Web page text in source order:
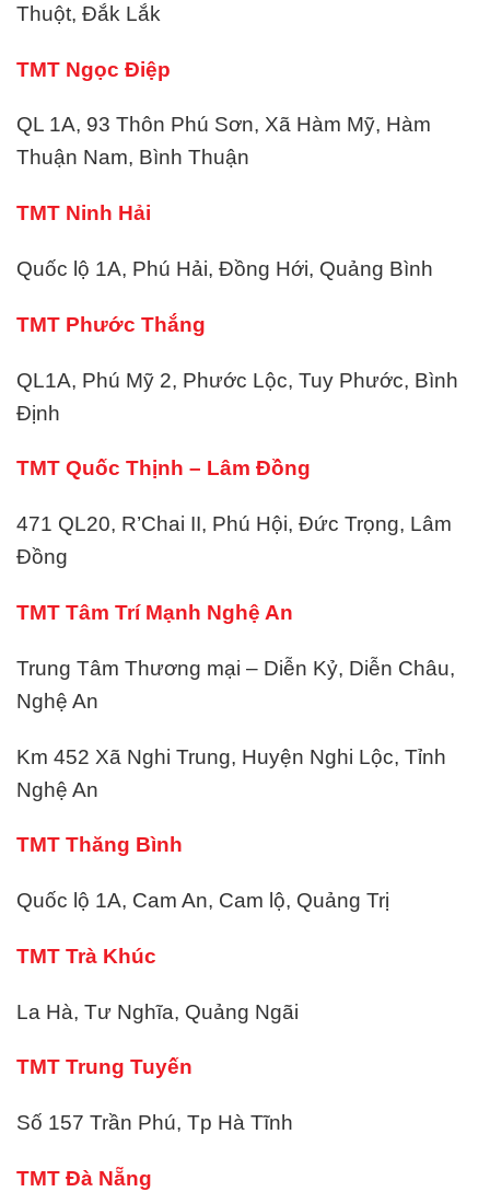
Thuột, Đắk Lắk
TMT Ngọc Điệp
QL 1A, 93 Thôn Phú Sơn, Xã Hàm Mỹ, Hàm
Thuận Nam, Bình Thuận
TMT Ninh Hải
Quốc lộ 1A, Phú Hải, Đồng Hới, Quảng Bình
TMT Phước Thắng
QL1A, Phú Mỹ 2, Phước Lộc, Tuy Phước, Bình
Định
TMT Quốc Thịnh – Lâm Đồng
471 QL20, R’Chai II, Phú Hội, Đức Trọng, Lâm
Đồng
TMT Tâm Trí Mạnh Nghệ An
Trung Tâm Thương mại – Diễn Kỷ, Diễn Châu,
Nghệ An
Km 452 Xã Nghi Trung, Huyện Nghi Lộc, Tỉnh
Nghệ An
TMT Thăng Bình
Quốc lộ 1A, Cam An, Cam lộ, Quảng Trị
TMT Trà Khúc
La Hà, Tư Nghĩa, Quảng Ngãi
TMT Trung Tuyến
Số 157 Trần Phú, Tp Hà Tĩnh
TMT Đà Nẵng